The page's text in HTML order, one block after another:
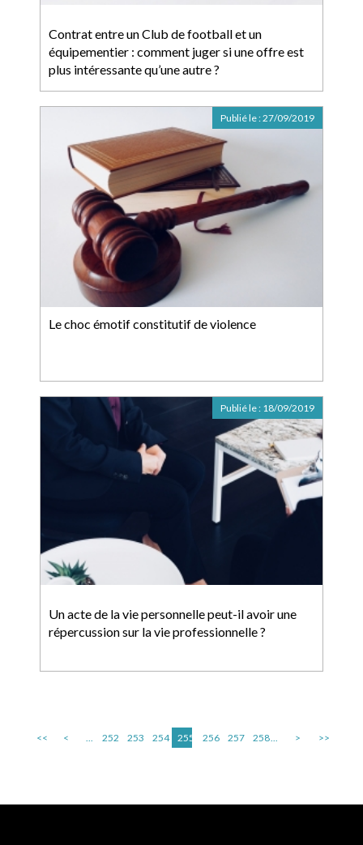
Contrat entre un Club de football et un
équipementier : comment juger si une offre est
plus intéressante qu’une autre ?
Le choc émotif constitutif de violence
Publié le :27/09/2019
Un acte de la vie personnelle peut-il avoir une
répercussion sur la vie professionnelle ?
Publié le : 18/09/2019
<< < ... 252 253 254 255 256 257 258... > >>